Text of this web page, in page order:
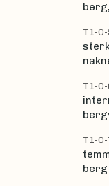
T1-C-
T1-C-
T1-C-
berg